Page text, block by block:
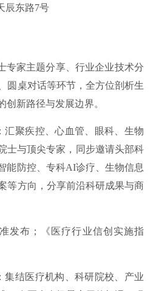
辰东路7号
专家主题分享、行业企业技术分
圆桌对话等环节，全方位剖析生
创新路径与发展边界。
汇聚疾控、心血管、眼科、生物
士与顶尖专家，同步邀请头部科
能防控、专科AI诊疗、生物信息
等方向，分享前沿科研成果与商
发布；《医疗行业信创实施指
集结医疗机构、科研院校、产业